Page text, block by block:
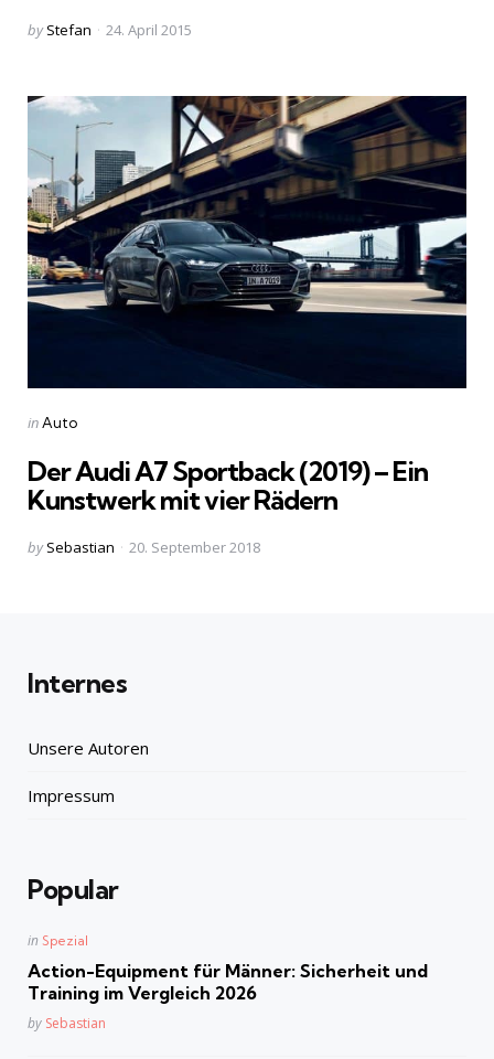
Posted
by Stefan 24. April 2015
Categories
Posted
inAuto
Der Audi A7 Sportback (2019) – Ein
Kunstwerk mit vier Rädern
Posted
by Sebastian 20. September 2018
Internes
Unsere Autoren
Impressum
Popular
Posted
in Spezial
Action-Equipment für Männer: Sicherheit und
Training im Vergleich 2026
Posted
by Sebastian